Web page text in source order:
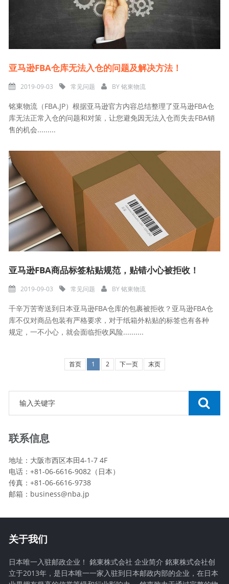
亚马逊FBA仓库无法入仓的问题及解决方法！
2019-09-03 常见问题 BY铭東物流
铭東物流（FBA.JP）根据亚马逊官方内容总结整理了亚马逊FBA仓
库无法正常入仓的问题和对策，让您避免因无法入仓而失去FBA销
售的机会.........
亚马逊FBA商品标签粘贴规范，贴错小心被拒收！
2019-09-03 常见问题 BY铭東物流
千辛万苦寄送到日本亚马逊FBA仓库的包裹被拒收？亚马逊FBA仓
库不仅对商品包装有严格要求，对于纸箱外粘贴的标签也有各种
规定，一不小心，就会面临拒收风险..........
首页 1 2 下一页 末页
联系信息
地址：大阪市西区本田4-1-7 4F
电话：+81-06-6616-9082（日本）
传真：+81-06-6616-9738
邮箱： business@nba.jp
关于我们
日本唯一入驻邮政企业！ 銘東株式会社 企业简介 銘東株式会社创
立于2013年，是日本唯一一家入驻到日本邮政内部的企业，在日本